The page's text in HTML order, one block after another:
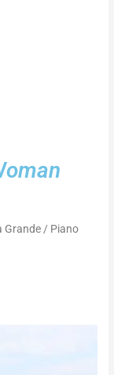
Grande / Piano